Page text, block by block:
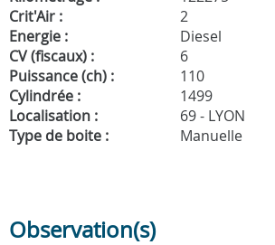
Crit'Air :
2
Energie :
Diesel
CV (fiscaux) :
6
Puissance (ch) :
110
Cylindrée :
1499
Localisation :
69 - LYON
Type de boite :
Manuelle
Observation(s)